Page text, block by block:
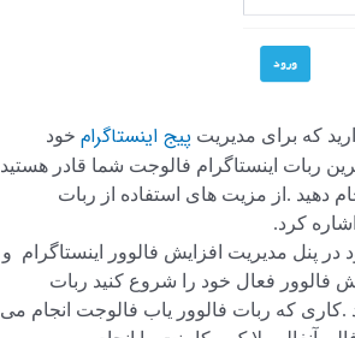
که برای مدیریت پیج اینستاگرام خود
ربات اینستاگرام فالوجت شما قادر هستید
دهید .از مزیت های استفاده از ربات
کرد.
پنل مدیریت افزایش فالوور اینستاگرام و
فالوور فعال خود را شروع کنید ربات
.کاری که ربات فالوور یاب فالوجت انجام می